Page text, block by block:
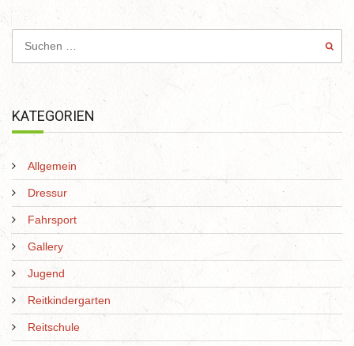
KATEGORIEN
Allgemein
Dressur
Fahrsport
Gallery
Jugend
Reitkindergarten
Reitschule